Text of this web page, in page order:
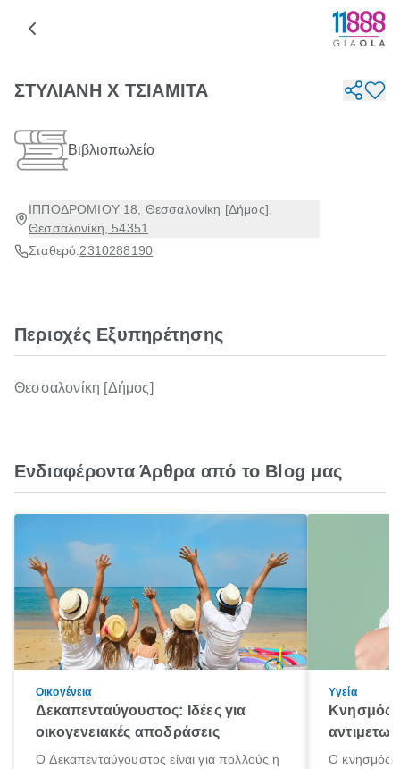
ΣΤΥΛΙΑΝΗ Χ ΤΣΙΑΜΙΤΑ
Βιβλιοπωλείο
ΙΠΠΟΔΡΟΜΙΟΥ 18, Θεσσαλονίκη [Δήμος],
Θεσσαλονίκη, 54351
Σταθερό:2310288190
Περιοχές Εξυπηρέτησης
Θεσσαλονίκη [Δήμος]
Ενδιαφέροντα Άρθρα από το Blog μας
Οικογένεια
Δεκαπενταύγουστος: Ιδέες για
οικογενειακές αποδράσεις
Ο Δεκαπενταύγουστος είναι για πολλούς η
Υγεία
Κνησμός:
Ο κνησμός